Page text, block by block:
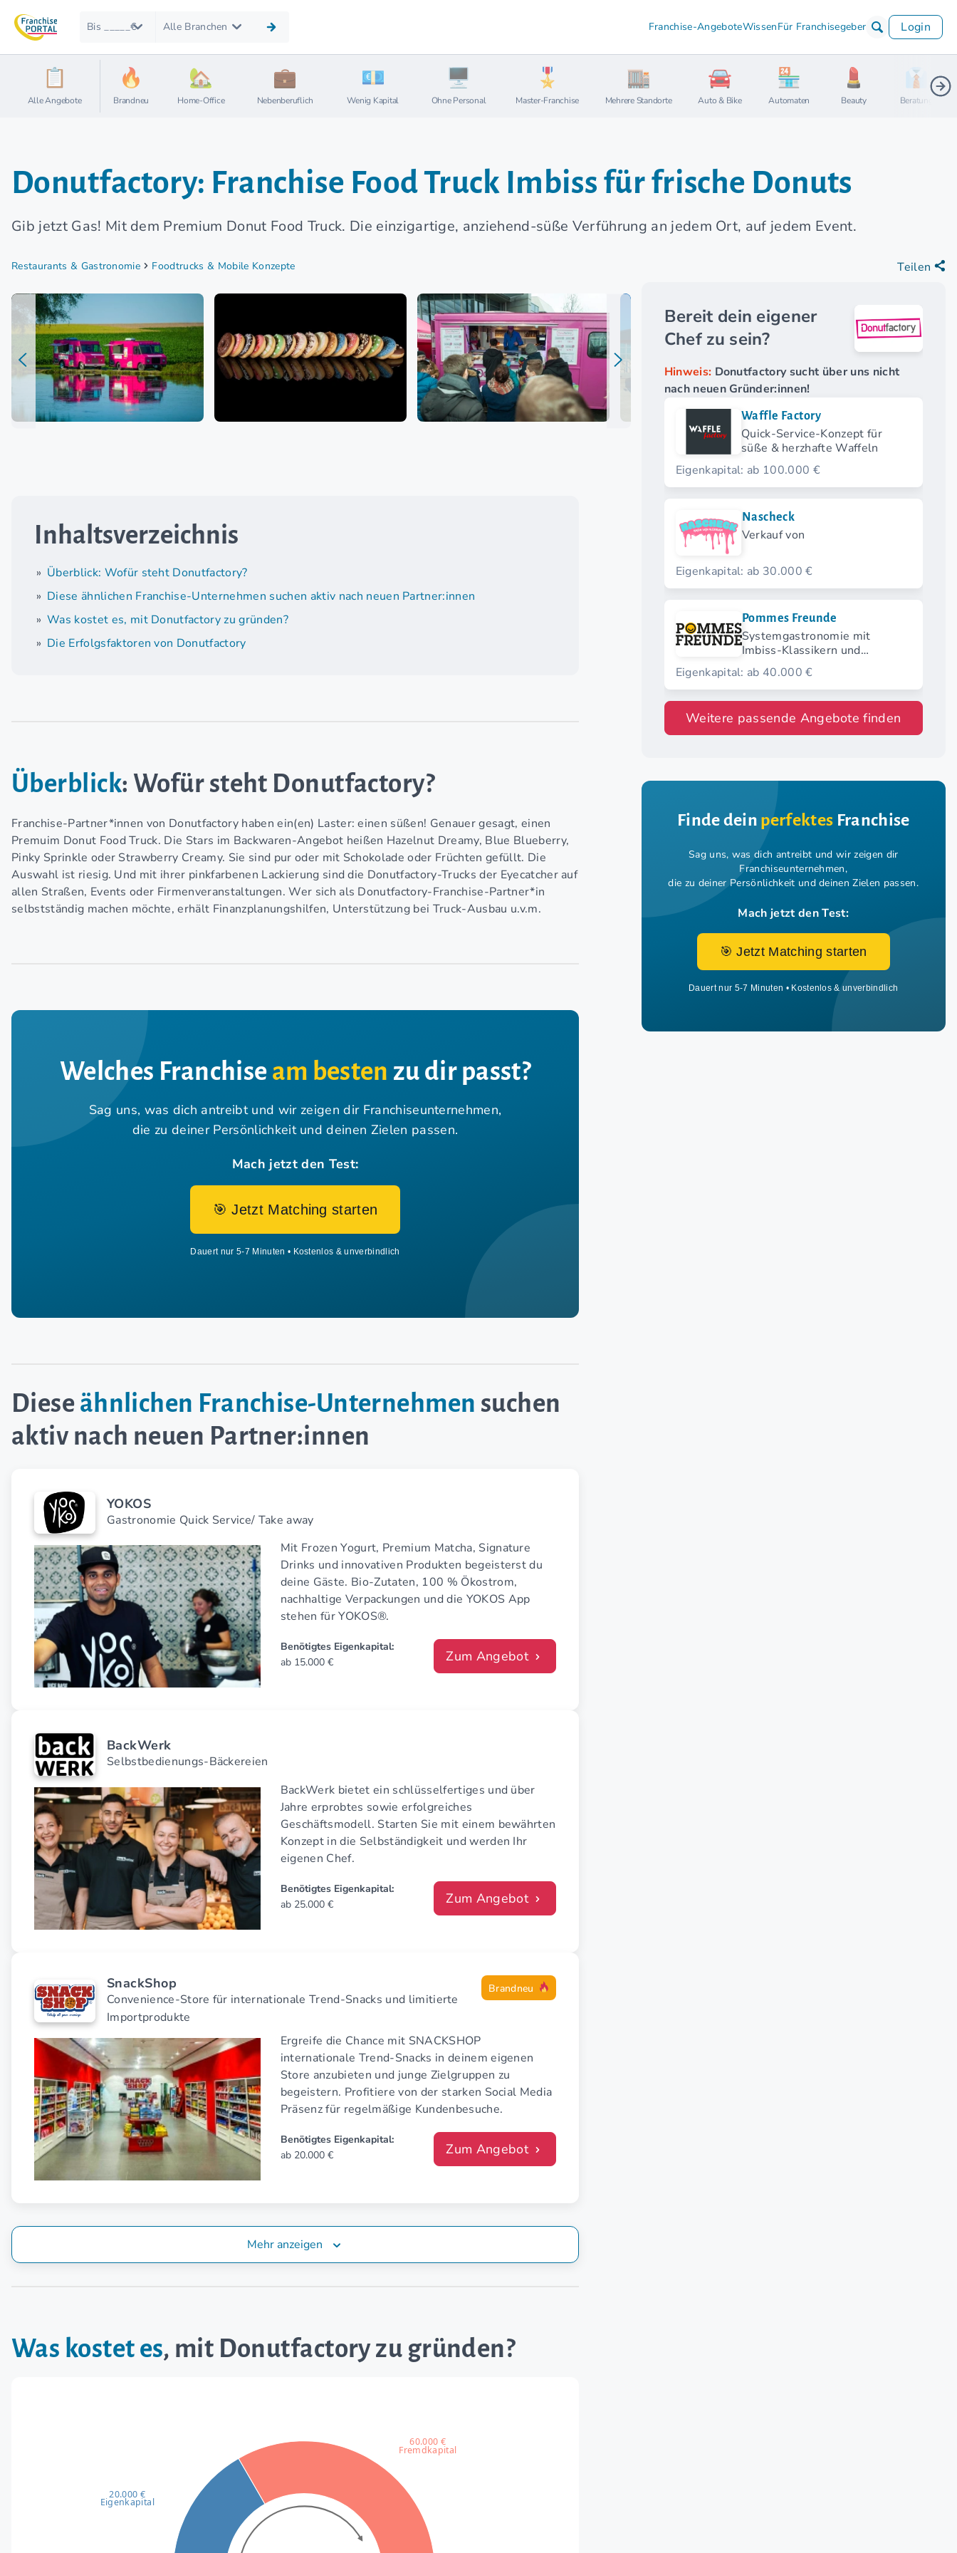
Bis _____€ Alle Branchen Franchise-AngeboteWissenFür Franchisegeber Login
Alle Angebote Brandneu Home-Office Nebenberuflich Wenig Kapital Ohne Personal Master-Franchise Mehrere Standorte Auto & Bike Automaten Beauty Beratung
Donutfactory: Franchise Food Truck Imbiss für frische Donuts
Gib jetzt Gas! Mit dem Premium Donut Food Truck. Die einzigartige, anziehend-süße Verführung an jedem Ort, auf jedem Event.
Restaurants & Gastronomie Foodtrucks & Mobile Konzepte Teilen
Inhaltsverzeichnis
Überblick: Wofür steht Donutfactory?
Diese ähnlichen Franchise-Unternehmen suchen aktiv nach neuen Partner:innen
Was kostet es, mit Donutfactory zu gründen?
Die Erfolgsfaktoren von Donutfactory
Überblick: Wofür steht Donutfactory?
Franchise-Partner*innen von Donutfactory haben ein(en) Laster: einen süßen! Genauer gesagt, einen
Premuim Donut Food Truck. Die Stars im Backwaren-Angebot heißen Hazelnut Dreamy, Blue Blueberry,
Pinky Sprinkle oder Strawberry Creamy. Sie sind pur oder mit Schokolade oder Früchten gefüllt. Die
Auswahl ist riesig. Und mit ihrer pinkfarbenen Lackierung sind die Donutfactory-Trucks der Eyecatcher auf
allen Straßen, Events oder Firmenveranstaltungen. Wer sich als Donutfactory-Franchise-Partner*in
selbstständig machen möchte, erhält Finanzplanungshilfen, Unterstützung bei Truck-Ausbau u.v.m.
Welches Franchise am besten zu dir passt?
Sag uns, was dich antreibt und wir zeigen dir Franchiseunternehmen,
die zu deiner Persönlichkeit und deinen Zielen passen.
Mach jetzt den Test:
🎯 Jetzt Matching starten
Dauert nur 5-7 Minuten • Kostenlos & unverbindlich
Diese ähnlichen Franchise-Unternehmen suchen
aktiv nach neuen Partner:innen
YOKOS
Gastronomie Quick Service/ Take away
Mit Frozen Yogurt, Premium Matcha, Signature
Drinks und innovativen Produkten begeisterst du
deine Gäste. Bio-Zutaten, 100 % Ökostrom,
nachhaltige Verpackungen und die YOKOS App
stehen für YOKOS®.
Benötigtes Eigenkapital:
ab 15.000 €
Zum Angebot
BackWerk
Selbstbedienungs-Bäckereien
BackWerk bietet ein schlüsselfertiges und über
Jahre erprobtes sowie erfolgreiches
Geschäftsmodell. Starten Sie mit einem bewährten
Konzept in die Selbständigkeit und werden Ihr
eigenen Chef.
Benötigtes Eigenkapital:
ab 25.000 €
Zum Angebot
SnackShop
Convenience-Store für internationale Trend-Snacks und limitierte
Importprodukte
Brandneu
Ergreife die Chance mit SNACKSHOP
internationale Trend-Snacks in deinem eigenen
Store anzubieten und junge Zielgruppen zu
begeistern. Profitiere von der starken Social Media
Präsenz für regelmäßige Kundenbesuche.
Benötigtes Eigenkapital:
ab 20.000 €
Zum Angebot
Mehr anzeigen
Was kostet es, mit Donutfactory zu gründen?
60.000 €
Fremdkapital
20.000 €
Eigenkapital
Bereit dein eigener
Chef zu sein?
Hinweis: Donutfactory sucht über uns nicht
nach neuen Gründer:innen!
Waffle Factory
Quick-Service-Konzept für
süße & herzhafte Waffeln
Eigenkapital: ab 100.000 €
Nascheck
Verkauf von
Eigenkapital: ab 30.000 €
Pommes Freunde
Systemgastronomie mit
Imbiss-Klassikern und
modernen Streetfood-
Highlights.
Eigenkapital: ab 40.000 €
Weitere passende Angebote finden
Finde dein perfektes Franchise
Sag uns, was dich antreibt und wir zeigen dir
Franchiseunternehmen,
die zu deiner Persönlichkeit und deinen Zielen passen.
Mach jetzt den Test:
🎯 Jetzt Matching starten
Dauert nur 5-7 Minuten • Kostenlos & unverbindlich